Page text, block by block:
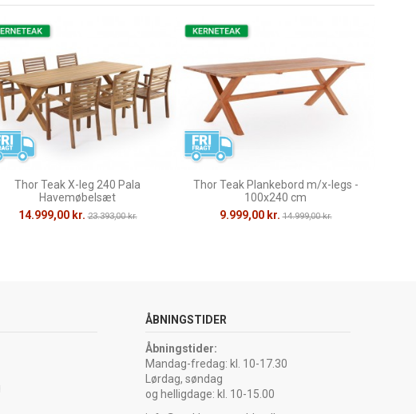
Thor Teak X-leg 240 Pala
Havemøbelsæt
14.999,00 kr. 23.393,00 kr.
Thor Teak Plankebord m/x-legs -
100x240 cm
9.999,00 kr. 14.999,00 kr.
ÅBNINGSTIDER
Åbningstider:
Mandag-fredag: kl. 10-17.30
Lørdag, søndag
og helligdage: kl. 10-15.00